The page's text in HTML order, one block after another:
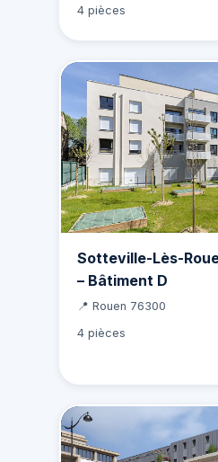
4 pièces
Sotteville-Lès-
– Bâtiment D
📍 Rouen 76300
4 pièces